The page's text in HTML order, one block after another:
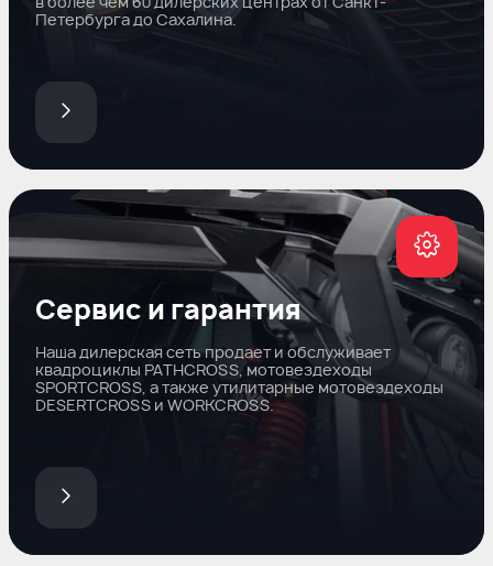
Петербурга до Сахалина.
Сервис и гарантия
Наша дилерская сеть продает и обслуживает
квадроциклы PATHCROSS, мотовездеходы
SPORTCROSS, а также утилитарные мотовездеходы
DESERTCROSS и WORKCROSS.